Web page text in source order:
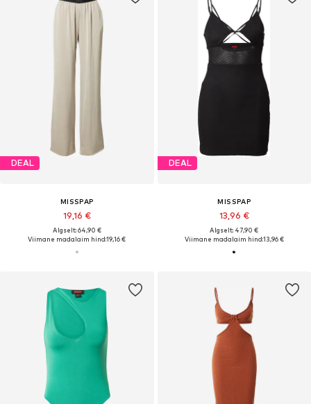
DEAL
MISSPAP
19,16 €
Algselt: 64,90 €
Viimane madalaim hind:19,16 €
DEAL
MISSPAP
13,96 €
Algselt: 47,90 €
Viimane madalaim hind:13,96 €